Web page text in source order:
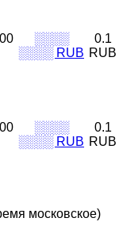
░░░░
░░░░ RUB
0.1
RUB
░░░░
░░░░ RUB
0.1
RUB
московское)